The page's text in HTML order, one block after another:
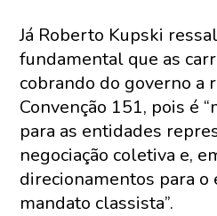
Já Roberto Kupski
fundamental que as
cobrando do governo a
Convenção 151, pois é
para as entidades
negociação coletiva e,
direcionamentos para o
mandato classista”.